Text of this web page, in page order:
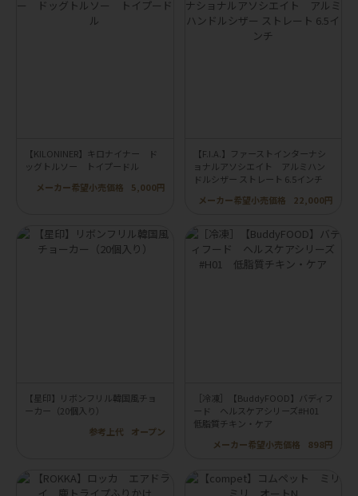
【KILONINER】キロナイナー ド
ッグトルソー トイプードル
メーカー希望小売価格
5,000円
【F.I.A.】ファーストインターナシ
ョナルアソシエイト アルミハン
ドルシザー ストレート 6.5インチ
メーカー希望小売価格
22,000円
【星印】リボンフリル韓国風チョ
ーカー（20個入り）
参考上代
オープン
［冷凍］【BuddyFOOD】バディフ
ード ヘルスケアシリーズ#H01
低脂質チキン・ケア
メーカー希望小売価格
898円